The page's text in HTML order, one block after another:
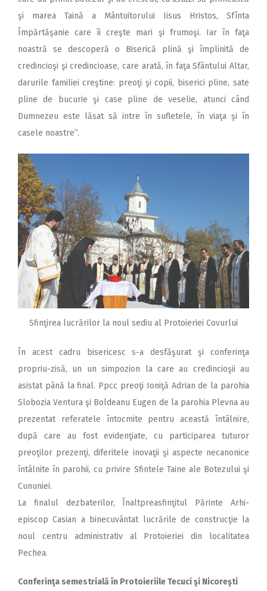
şi marea Taină a Mântuitorului Iisus Hristos, Sfînta
Împărtăşanie care îi creşte mari şi frumoşi. Iar în faţa
noastră se descoperă o Biserică plină şi împlinită de
credincioşi şi credincioase, care arată, în faţa Sfântului Altar,
darurile familiei creştine: preoţi şi copii, biserici pline, sate
pline de bucurie şi case pline de veselie, atunci când
Dumnezeu este lăsat să intre în sufletele, în viaţa şi în
casele noastre”.
Sfinţirea lucrărilor la noul sediu al Protoieriei Covurlui
În acest cadru bisericesc s-a desfăşurat şi conferinţa
propriu-zisă, un un simpozion la care au credincioşii au
asistat până la final. Ppcc preoţi Ioniţă Adrian de la parohia
Slobozia Ventura şi Boldeanu Eugen de la parohia Plevna au
prezentat referatele întocmite pentru această întâlnire,
după care au fost evidenţiate, cu participarea tuturor
preoţilor prezenţi, diferitele inovaţii şi aspecte necanonice
întâlnite în parohii, cu privire Sfintele Taine ale Botezului şi
Cununiei.
La finalul dezbaterilor, Înaltpreasfinţitul Părinte Arhi-
episcop Casian a binecuvântat lucrările de construcţie la
noul centru administrativ al Protoieriei din localitatea
Pechea.
Conferinţa semestrială în Protoieriile Tecuci şi Nicoreşti